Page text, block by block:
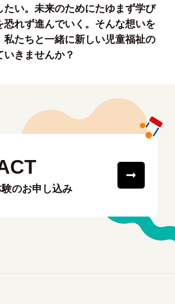
たい。未来のためにたゆまず学び
恐れず進んでいく。そんな想いを
私たちと一緒に新しい児童福祉の
きませんか？
のお申し込み